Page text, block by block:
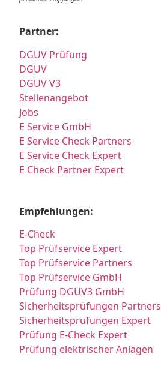
Partner:
DGUV Prüfung
DGUV
DGUV V3
Stellenangebot
Jobs
E Service GmbH
E Service Check Partners
E Service Check Expert
E Check Partner Expert
Empfehlungen:
E-Check
Top Prüfservice Expert
Top Prüfservice Partners
Top Prüfservice GmbH
Prüfung DGUV3 GmbH
Sicherheitsprüfungen Partners
Sicherheitsprüfungen Expert
Prüfung E-Check Expert
Prüfung elektrischer Anlagen